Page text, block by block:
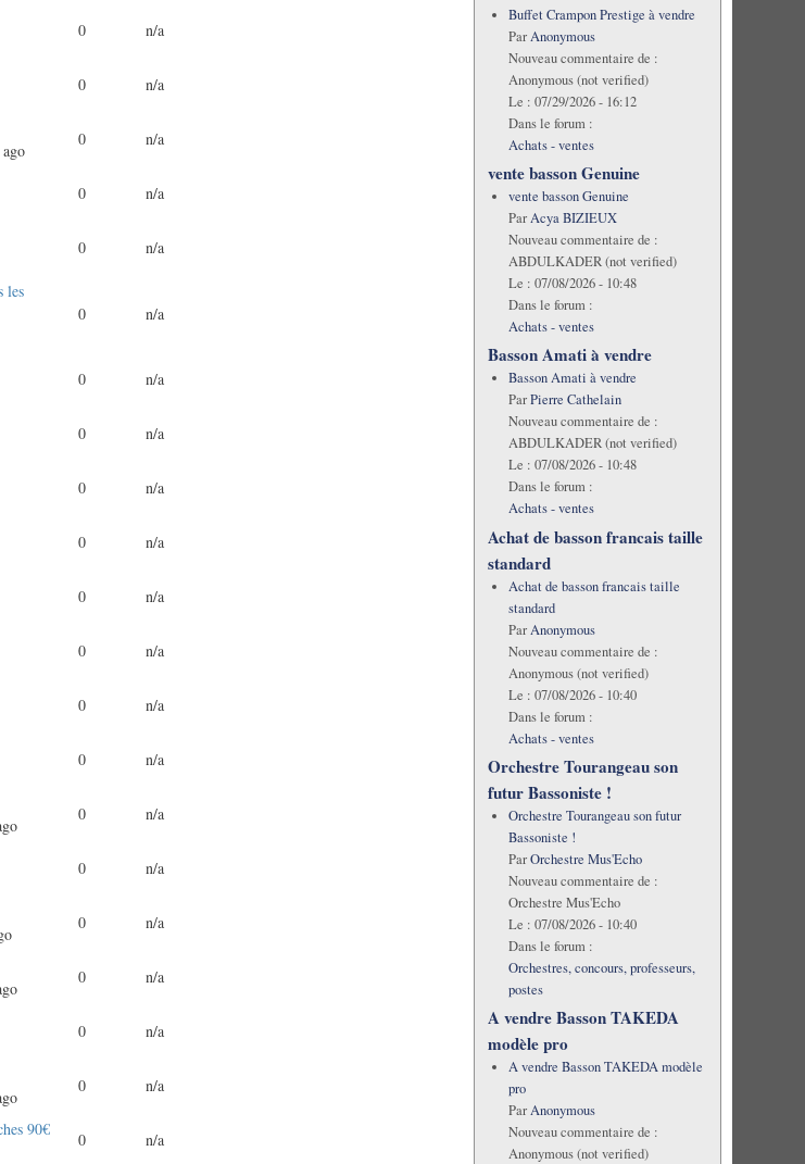
0 n/a
0 n/a
0 n/a
0 n/a
0 n/a
les
0 n/a
0 n/a
0 n/a
0 n/a
0 n/a
0 n/a
0 n/a
0 n/a
0 n/a
0 n/a
0 n/a
0 n/a
0 n/a
0 n/a
0 n/a
90€
0 n/a
Buffet Crampon Prestige à vendre
ParAnonymous
Nouveau commentaire de :
Anonymous (not verified)
Le : 07/29/2026 - 16:12
Dans le forum :
Achats - ventes
vente basson Genuine
vente basson Genuine
ParAcya BIZIEUX
Nouveau commentaire de :
ABDULKADER (not verified)
Le : 07/08/2026 - 10:48
Dans le forum :
Achats - ventes
Basson Amati à vendre
Basson Amati à vendre
ParPierre Cathelain
Nouveau commentaire de :
ABDULKADER (not verified)
Le : 07/08/2026 - 10:48
Dans le forum :
Achats - ventes
Achat de basson francais taille
standard
Achat de basson francais taille
standard
ParAnonymous
Nouveau commentaire de :
Anonymous (not verified)
Le : 07/08/2026 - 10:40
Dans le forum :
Achats - ventes
Orchestre Tourangeau son
futur Bassoniste !
Orchestre Tourangeau son futur
Bassoniste !
ParOrchestre Mus'Echo
Nouveau commentaire de :
Orchestre Mus'Echo
Le : 07/08/2026 - 10:40
Dans le forum :
Orchestres, concours, professeurs,
postes
A vendre Basson TAKEDA
modèle pro
A vendre Basson TAKEDA modèle
pro
ParAnonymous
Nouveau commentaire de :
Anonymous (not verified)